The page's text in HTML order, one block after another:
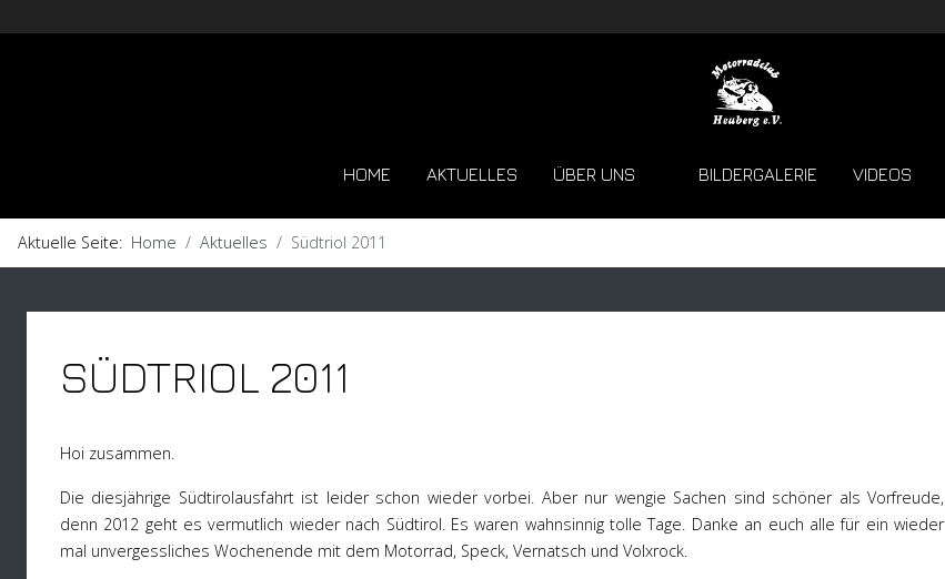
HOME AKTUELLES ÜBER UNS BILDERGALERIE VIDEOS
Aktuelle Seite: Home Aktuelles Südtriol 2011
SÜDTRIOL 2011
Hoi zusammen.
Die diesjährige Südtirolausfahrt ist leider schon wieder vorbei. Aber nur wengie Sachen sind schöner als Vorfreude,
denn 2012 geht es vermutlich wieder nach Südtirol. Es waren wahnsinnig tolle Tage. Danke an euch alle für ein wieder
mal unvergessliches Wochenende mit dem Motorrad, Speck, Vernatsch und Volxrock.